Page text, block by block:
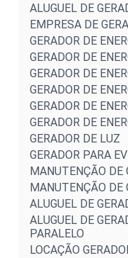
ALUGUEL DE
EMPRESA DE
GERADOR DE
GERADOR DE
GERADOR DE
GERADOR DE
GERADOR DE
GERADOR DE
GERADOR DE LUZ
GERADOR PARA
MANUTENÇÃO DE
MANUTENÇÃO DE
ALUGUEL DE
ALUGUEL DE
PARALELO
LOCAÇÃO